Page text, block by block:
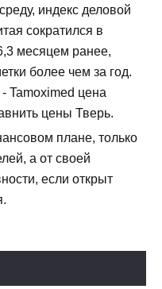
индекс деловой
сократился в
месяцем ранее,
более чем за год.
Tamoximed цена
цены Тверь.
плане, только
а от своей
если открыт